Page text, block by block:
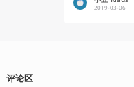
2019-03-06
评论区